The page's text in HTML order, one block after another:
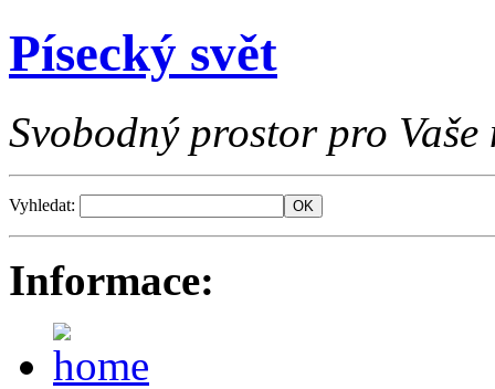
Písecký svět
Svobodný prostor pro Vaše
Vyhledat:
Informace: